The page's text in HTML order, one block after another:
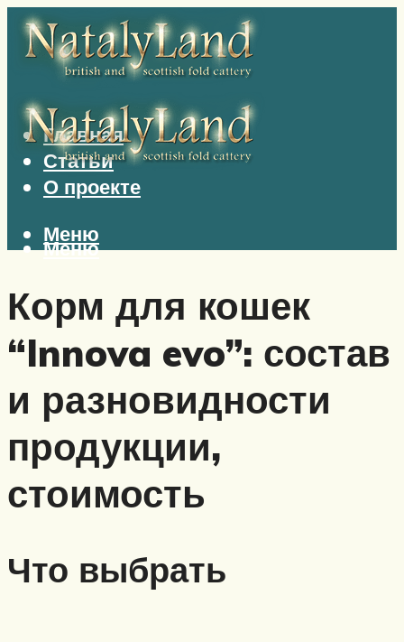
Главная
Статьи
О проекте
Меню
Меню
Корм для кошек
“Innova evo”: состав
и разновидности
продукции,
стоимость
Что выбрать